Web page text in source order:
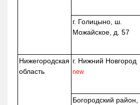
г. Голицыно, ш.
Можайское, д. 57
Нижегородская
область
г. Нижний Новгород
new
Богородский район,